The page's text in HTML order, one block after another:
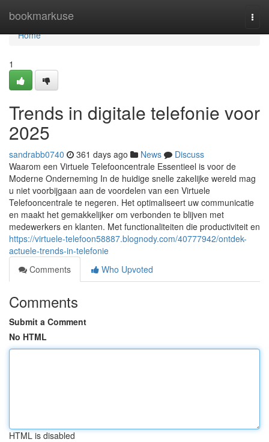
bookmarkuse
Home
Home
1
Trends in digitale telefonie voor
2025
sandrabb0740 361 days ago News
Discuss
Waarom een Virtuele Telefooncentrale Essentieel is voor de
Moderne Onderneming In de huidige snelle zakelijke wereld mag
u niet voorbijgaan aan de voordelen van een Virtuele
Telefooncentrale te negeren. Het optimaliseert uw communicatie
en maakt het gemakkelijker om verbonden te blijven met
medewerkers en klanten. Met functionaliteiten die productiviteit en
https://virtuele-telefoon58887.blognody.com/40777942/ontdek-
actuele-trends-in-telefonie
Comments
Who Upvoted
Comments
Submit a Comment
No HTML
HTML is disabled